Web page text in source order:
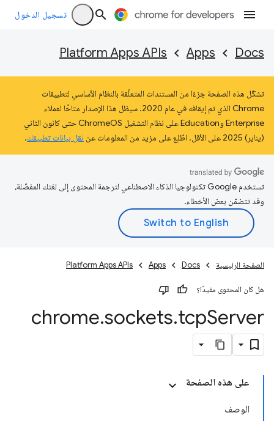
تسجيل الدخول
Docs
Apps
Platform Apps APIs
تشكّل هذه الصفحة جزءًا من المستندات المتعلّقة بالنظام الأساسي لتطبيقات
Chrome الذي تم إيقافه في عام 2020. سيظل هذا الإصدار متاحًا لعملاء
Enterprise وEducation على نظام التشغيل ChromeOS حتى كانون الثاني
(يناير) 2025 على الأقل. اطّلِع على مزيد من المعلومات عن
نقل بيانات تطبيقك.
تستخدم Google تكنولوجيا الذكاء الاصطناعي لترجمة المحتوى إلى لغتك المفضّلة،
وقد تتضمّن بعض الأخطاء.
الصفحة الرئيسية Docs
Apps
Platform Apps APIs
هل كان المحتوى مفيدًا؟
chrome.sockets.tcpServer
على هذه الصفحة
الوصف